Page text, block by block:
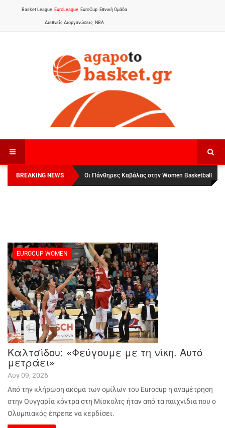
Basket League EuroLeague EuroCup Εθνική Ομάδα
Διεθνείς Διοργανώσεις NBA
BREAKING NEWS
Οι Πάνθηρες Καβάλας στην Women Basketball
League 1
Αναχώρησε για τα Γιάννενα η Εθνική Γυναικών
EUROCUP WOMEN
Καλτσίδου: «Φεύγουμε με τη νίκη. Αυτό
μετράει»
Αυγ 09, 2026
Από την κλήρωση ακόμα των ομίλων του Eurocup η αναμέτρηση
στην Ουγγαρία κόντρα στη Μίσκολτς ήταν από τα παιχνίδια που ο
Ολυμπιακός έπρεπε να κερδίσει.